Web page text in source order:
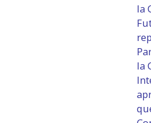
la
la